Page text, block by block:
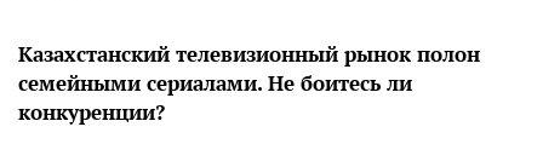
Казахстанский телевизионный рынок полон
семейными сериалами. Не боитесь ли
конкуренции?